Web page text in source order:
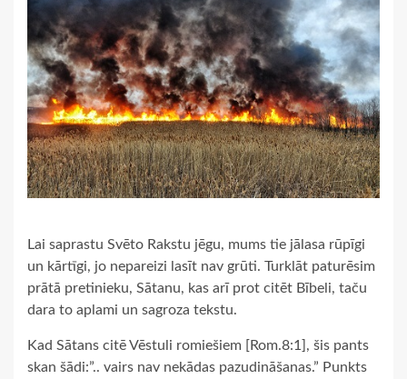
Lai saprastu Svēto Rakstu jēgu, mums tie jālasa rūpīgi
un kārtīgi, jo nepareizi lasīt nav grūti. Turklāt paturēsim
prātā pretinieku, Sātanu, kas arī prot citēt Bībeli, taču
dara to aplami un sagroza tekstu.
Kad Sātans citē Vēstuli romiešiem [Rom.8:1], šis pants
skan šādi:”.. vairs nav nekādas pazudināšanas.” Punkts